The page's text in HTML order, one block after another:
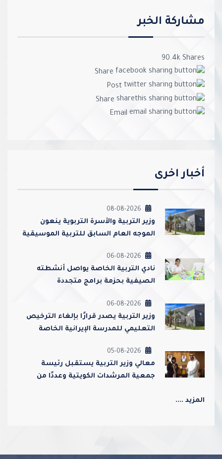
مشاركة الخبر
90.4k Shares
Share
Post
Share
Email
أخبار اخرى
08-08-2026
وزير التربية والأسرة التربوية ينعون
الموجه العام السابق للتربية الموسيقية
06-08-2026
نادي التربية الخاصة يواصل أنشطته
الصيفية بحزمة برامج متجددة
06-08-2026
وزير التربية يصدر قرارًا بإلغاء الترخيص
التعليمي للمدرسة الإيرانية الخاصة
05-08-2026
معالي وزير التربية يستقبل رئيسة
جمعية المرشدات الكويتية وعددًا من
المزيد ....